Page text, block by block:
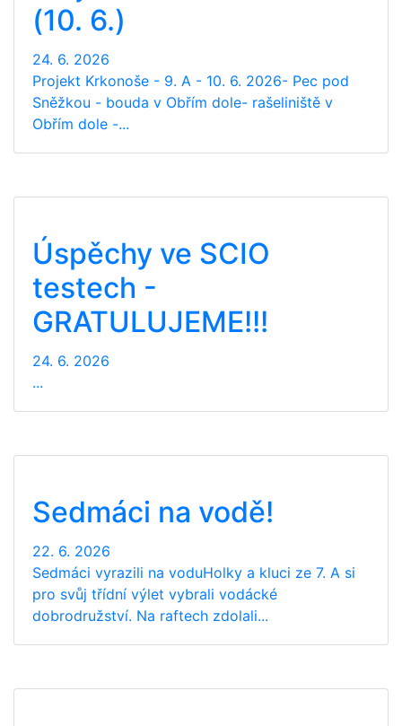
(10. 6.)
24. 6. 2026
Projekt Krkonoše - 9. A - 10. 6. 2026- Pec pod
Sněžkou - bouda v Obřím dole- rašeliniště v
Obřím dole -...
Úspěchy ve SCIO
testech -
GRATULUJEME!!!
24. 6. 2026
...
Sedmáci na vodě!
22. 6. 2026
Sedmáci vyrazili na voduHolky a kluci ze 7. A si
pro svůj třídní výlet vybrali vodácké
dobrodružství. Na raftech zdolali...